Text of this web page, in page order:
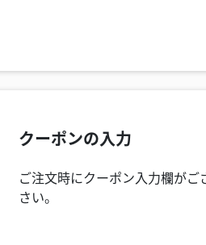
クーポンの入力
ご注文時にクーポン入力欄が
さい。